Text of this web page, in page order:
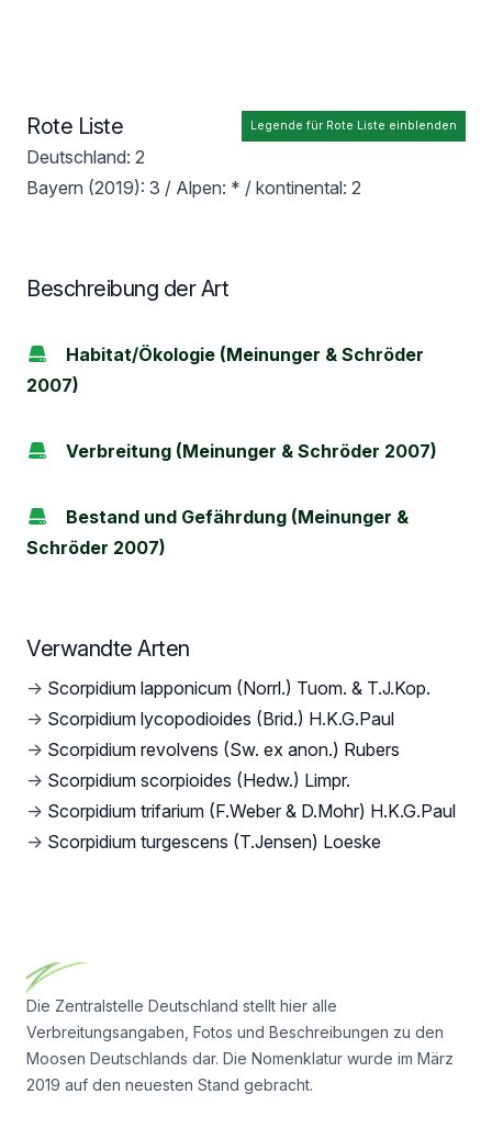
Legende für Rote Liste einblenden
Rote Liste
Deutschland: 2
Bayern (2019): 3 / Alpen: * / kontinental: 2
Beschreibung der Art
Habitat/Ökologie (Meinunger & Schröder
2007)
Verbreitung (Meinunger & Schröder 2007)
Bestand und Gefährdung (Meinunger &
Schröder 2007)
Verwandte Arten
→ Scorpidium lapponicum (Norrl.) Tuom. & T.J.Kop.
→ Scorpidium lycopodioides (Brid.) H.K.G.Paul
→ Scorpidium revolvens (Sw. ex anon.) Rubers
→ Scorpidium scorpioides (Hedw.) Limpr.
→ Scorpidium trifarium (F.Weber & D.Mohr) H.K.G.Paul
→ Scorpidium turgescens (T.Jensen) Loeske
Die Zentralstelle Deutschland stellt hier alle
Verbreitungsangaben, Fotos und Beschreibungen zu den
Moosen Deutschlands dar. Die Nomenklatur wurde im März
2019 auf den neuesten Stand gebracht.